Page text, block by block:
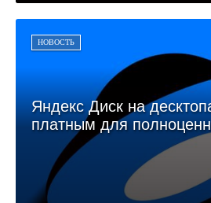
НОВОСТЬ
Яндекс Диск на
платным для